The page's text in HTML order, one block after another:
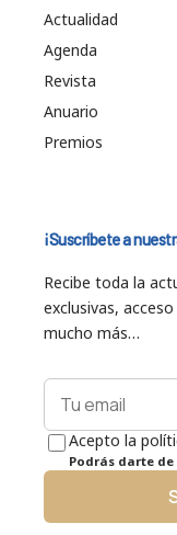
Actualidad
Agenda
Revista
Anuario
Premios
¡Suscríbete a
Recibe toda la
exclusivas,
mucho más…
Acepto la
Podrás darte